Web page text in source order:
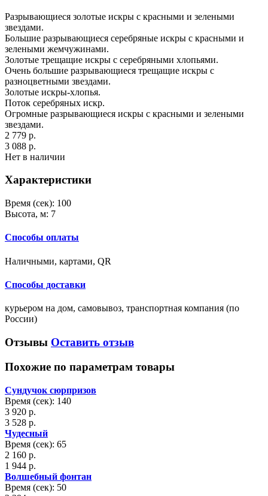
Разрывающиеся золотые искры с красными и зелеными
звездами.
Большие разрывающиеся серебряные искры с красными и
зелеными жемчужинами.
Золотые трещащие искры с серебряными хлопьями.
Очень большие разрывающиеся трещащие искры с
разноцветными звездами.
Золотые искры-хлопья.
Поток серебряных искр.
Огромные разрывающиеся искры с красными и зелеными
звездами.
2 779 р.
3 088 р.
Нет в наличии
Характеристики
Время (сек): 100
Высота, м: 7
Способы оплаты
Наличными, картами, QR
Способы доставки
курьером на дом, самовывоз, транспортная компания (по
России)
Отзывы Оставить отзыв
Похожие по параметрам товары
Сундучок сюрпризов
Время (сек): 140
3 920 р.
3 528 р.
Чудесный
Время (сек): 65
2 160 р.
1 944 р.
Волшебный фонтан
Время (сек): 50